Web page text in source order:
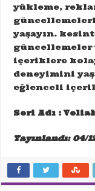
yükleme,
yaşayın.
güncellemeler
içeriklere
deneyimini
eğlenceli
Seri Adı :
Yayınlandı: 04/